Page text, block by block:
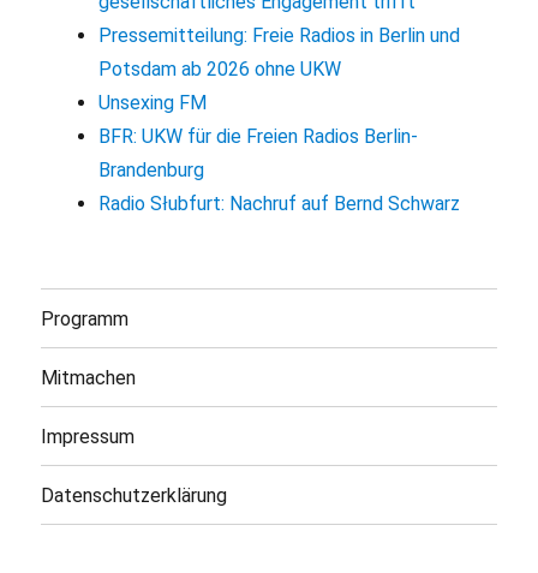
Pressemitteilung: Freie Radios in Berlin und
Potsdam ab 2026 ohne UKW
Unsexing FM
BFR: UKW für die Freien Radios Berlin-
Brandenburg
Radio Słubfurt: Nachruf auf Bernd Schwarz
Programm
Mitmachen
Impressum
Datenschutzerklärung